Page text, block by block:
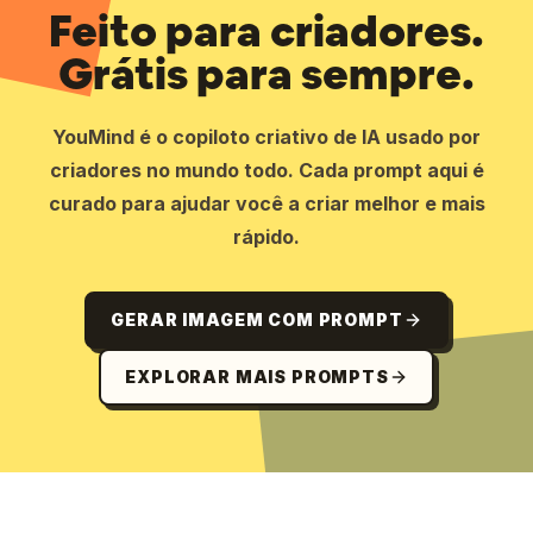
Feito para criadores.
Grátis para sempre.
YouMind é o copiloto criativo de IA usado por
criadores no mundo todo. Cada prompt aqui é
curado para ajudar você a criar melhor e mais
rápido.
GERAR IMAGEM COM PROMPT
EXPLORAR MAIS PROMPTS